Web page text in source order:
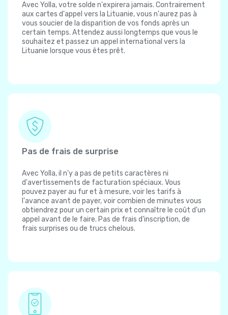
Avec Yolla, votre solde n'expirera jamais. Contrairement
aux cartes d'appel vers la Lituanie, vous n'aurez pas à
vous soucier de la disparition de vos fonds après un
certain temps. Attendez aussi longtemps que vous le
souhaitez et passez un appel international vers la
Lituanie lorsque vous êtes prêt.
Pas de frais de surprise
Avec Yolla, il n'y a pas de petits caractères ni
d'avertissements de facturation spéciaux. Vous
pouvez payer au fur et à mesure, voir les tarifs à
l'avance avant de payer, voir combien de minutes vous
obtiendrez pour un certain prix et connaître le coût d'un
appel avant de le faire. Pas de frais d'inscription, de
frais surprises ou de trucs chelous.